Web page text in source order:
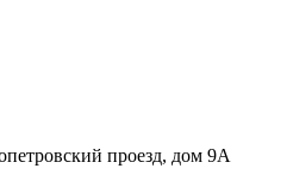
проезд, дом 9А